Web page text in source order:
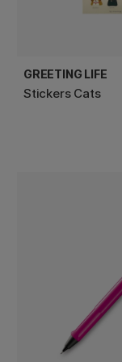
GREETING LIFE
Stickers Cats